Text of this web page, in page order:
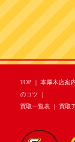
TOP 本厚木店案
のコツ
買取一覧表
買取